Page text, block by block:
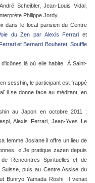
Scheibler, Jean-Louis Vidal,
Philippe Jordy.
dans le local parisien du Centre
du Zen par Alexis Ferrari et
et Bernard Bouheret, Souffle
là où elle habite. À Saint-
sesshin, le participant est frappé
il se donne face au méditant, en
au Japon en octobre 2011 :
Alexis Ferrari, Jean-Yves Le
femme Josiane il offre un lieu de
« Je pratique zazen depuis
Rencontres Spirituelles et de
puis au Centre Assise du
Bunryo Yamada Roshi. Il venait